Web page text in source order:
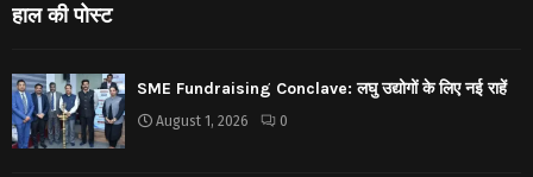
हाल की पोस्ट
SME Fundraising Conclave: लघु उद्योगों के लिए नई राहें
August 1, 2026 0